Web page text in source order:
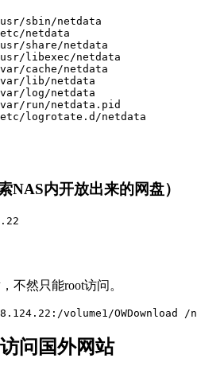
sbin/netdata
netdata
share/netdata
libexec/netdata
cache/netdata
lib/netdata
log/netdata
run/netdata.pid
logrotate.d/netdata
NAS内开放出来的网盘）
不然只能root访问。
volume1/OWDownload /
问国外网站